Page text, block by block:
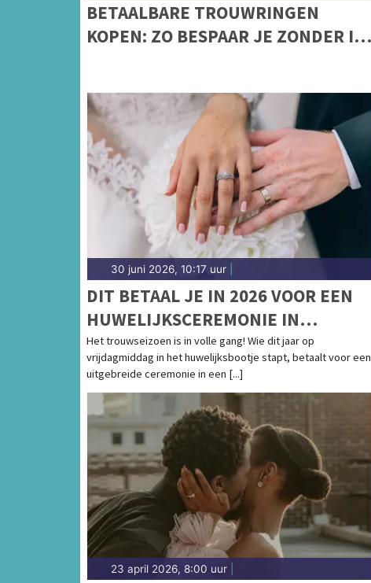
BETAALBARE TROUWRINGEN
KOPEN: ZO BESPAAR JE ZONDER IN
30 juni 2026, 10:17 uur
DIT BETAAL JE IN 2026 VOOR EEN
HUWELIJKSCEREMONIE IN
FRIESLAND
Het trouwseizoen is in volle gang! Wie dit jaar op
vrijdagmiddag in het huwelijksbootje stapt, betaalt voor een
uitgebreide ceremonie in een [...]
23 april 2026, 8:00 uur